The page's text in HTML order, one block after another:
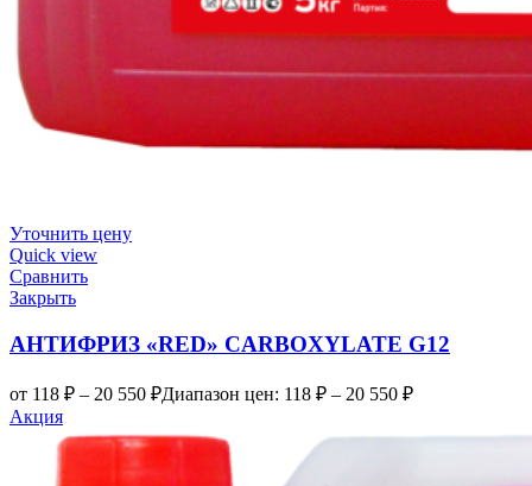
Уточнить цену
Quick view
Сравнить
Закрыть
АНТИФРИЗ «RED» CARBOXYLATE G12
от 118 ₽ – 20 550 ₽Диапазон цен: 118 ₽ – 20 550 ₽
Акция